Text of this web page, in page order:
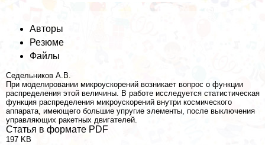
Авторы
Резюме
Файлы
Седельников А.В.
При моделировании микроускорений возникает вопрос о функции
распределения этой величины. В работе исследуется статистическая
функция распределения микроускорений внутри космического
аппарата, имеющего большие упругие элементы, после выключения
управляющих paкетных двигателей.
Статья в формате PDF
197 KB